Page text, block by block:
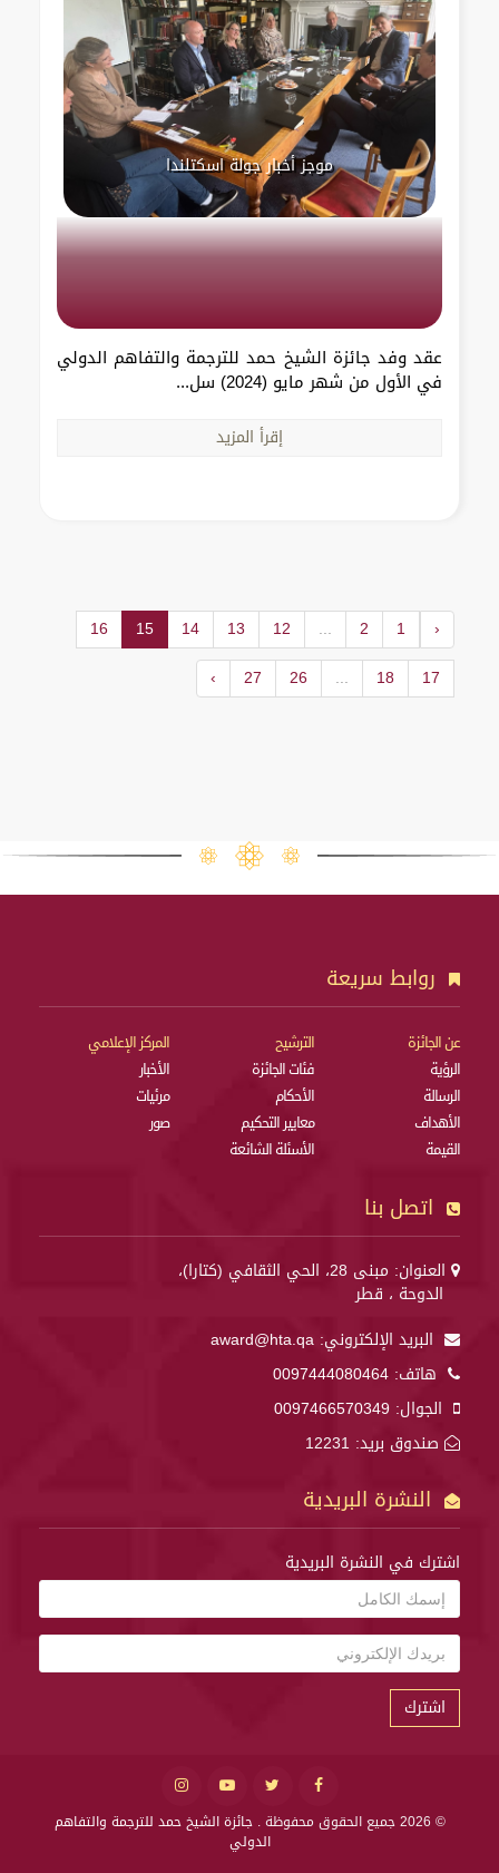
موجز أخبار جولة اسكتلندا
عقد وفد جائزة الشيخ حمد للترجمة والتفاهم الدولي
في الأول من شهر مايو (2024) سل...
إقرأ المزيد
‹
1
2
...
12
13
14
15
16
17
18
...
26
27
›
روابط سريعة
عن الجائزة
الرؤية
الرسالة
الأهداف
القيمة
الترشيح
فئات الجائزة
الأحكام
معايير التحكيم
الأسئلة الشائعة
المركز الإعلامي
الأخبار
مرئيات
صور
اتصل بنا
العنوان: مبنى 28، الحي الثقافي (كتارا)،
الدوحة ، قطر
البريد الإلكتروني: award@hta.qa
هاتف: 0097444080464
الجوال: 0097466570349
صندوق بريد: 12231
النشرة البريدية
اشترك في النشرة البريدية
اشترك
© 2026 جميع الحقوق محفوظة .
جائزة الشيخ حمد للترجمة والتفاهم
الدولي